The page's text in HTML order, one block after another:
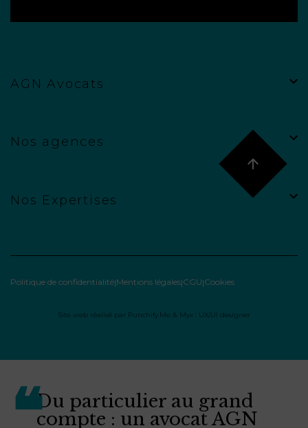
AGN Avocats
Nos agences
Nos Expertises
Politique de confidentialité Mentions légales CGU Cookies
Site web réalisé par Punchify.Me & Myx : UX/UI designer
Du particulier au grand
compte : un avocat AGN